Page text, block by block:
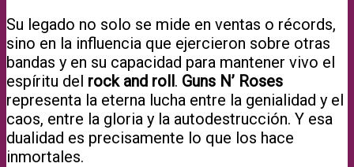
Su legado no solo se mide en ventas o récords,
sino en la influencia que ejercieron sobre otras
bandas y en su capacidad para mantener vivo el
espíritu del rock and roll. Guns N’ Roses
representa la eterna lucha entre la genialidad y el
caos, entre la gloria y la autodestrucción. Y esa
dualidad es precisamente lo que los hace
inmortales.